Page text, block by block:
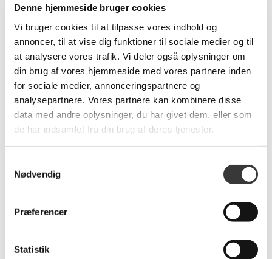
Denne hjemmeside bruger cookies
Vi bruger cookies til at tilpasse vores indhold og
annoncer, til at vise dig funktioner til sociale medier og til
at analysere vores trafik. Vi deler også oplysninger om
din brug af vores hjemmeside med vores partnere inden
for sociale medier, annonceringspartnere og
analysepartnere. Vores partnere kan kombinere disse
data med andre oplysninger, du har givet dem, eller som
de har indsamlet fra din brug af deres tjenester.
Nødvendig
Præferencer
Statistik
Relaterede produkter
Fast
Eg Hvidolie
Fast
spisebordsstol